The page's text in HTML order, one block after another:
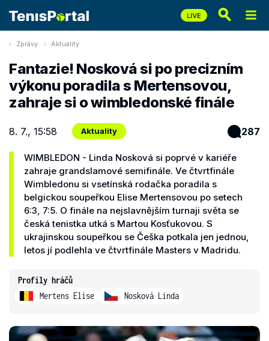
Zprávy Aktuality
Fantazie! Nosková si po precizním
výkonu poradila s Mertensovou,
zahraje si o wimbledonské finále
8. 7., 15:58 Aktuality 287
WIMBLEDON - Linda Nosková si poprvé v kariéře
zahraje grandslamové semifinále. Ve čtvrtfinále
Wimbledonu si vsetínská rodačka poradila s
belgickou soupeřkou Elise Mertensovou po setech
6:3, 7:5. O finále na nejslavnějším turnaji světa se
česká tenistka utká s Martou Kosťukovou. S
ukrajinskou soupeřkou se Češka potkala jen jednou,
letos jí podlehla ve čtvrtfinále Masters v Madridu.
Profily hráčů
Mertens Elise
Nosková Linda